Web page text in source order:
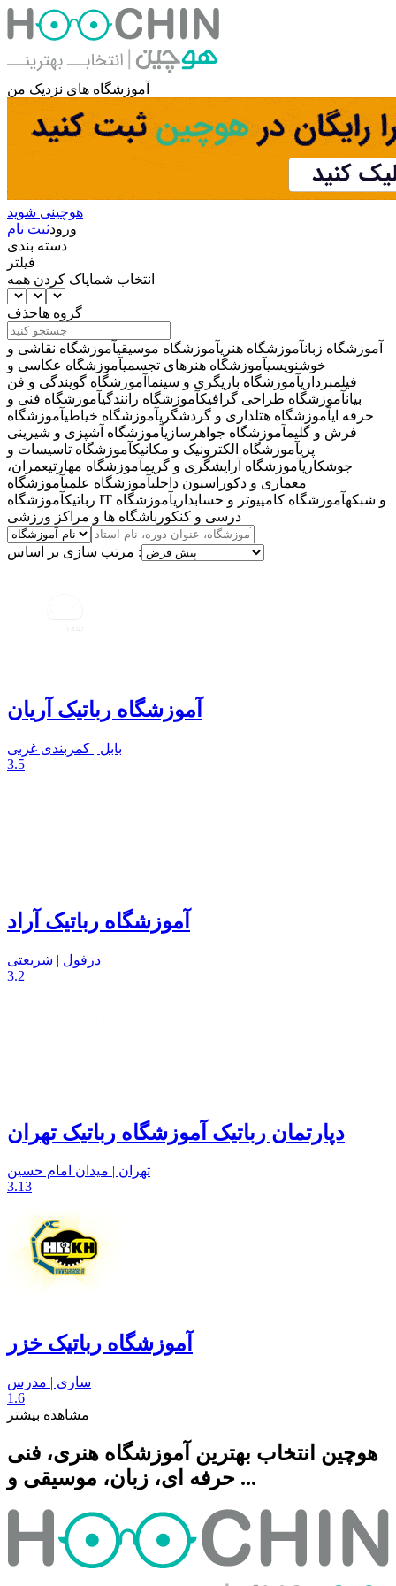
آموزشگاه های نزدیک من
هوچینی شوید
ورودثبت نام
دسته بندی
فیلتر
انتخاب شماپاک کردن همه
گروه هاحذف
آموزشگاه زبانآموزشگاه هنریآموزشگاه موسیقیآموزشگاه نقاشی و
خوشنویسیآموزشگاه هنرهای تجسمیآموزشگاه عکاسی و
فیلمبرداریآموزشگاه بازیگری و سینما آموزشگاه گویندگی و فن
بیانآموزشگاه طراحی گرافیکآموزشگاه رانندگیآموزشگاه فنی و
حرفه ایآموزشگاه هتلداری و گردشگریآموزشگاه خیاطیآموزشگاه
فرش و گلیمآموزشگاه جواهرسازیآموزشگاه آشپزی و شیرینی
پزیآموزشگاه الکترونیک و مکانیکآموزشگاه تاسیسات و
جوشکاریآموزشگاه آرایشگری و گریمآموزشگاه مهارتیعمران،
معماری و دکوراسیون داخلیآموزشگاه علمیآموزشگاه
رباتیک
آموزشگاه IT و شبکهآموزشگاه کامپیوتر و حسابداریآموزشگاه
درسی و کنکور باشگاه ها و مراکز ورزشی
مرتب سازی بر اساس :
آموزشگاه رباتیک آریان
بابل | کمربندی غربی
3.5
آموزشگاه رباتیک آراد
دزفول | شریعتی
3.2
دپارتمان رباتیک آموزشگاه رباتیک تهران
تهران | میدان امام حسین
3.13
آموزشگاه رباتیک خزر
ساری | مدرس
1.6
مشاهده بیشتر
هوچین انتخاب بهترین آموزشگاه هنری، فنی
حرفه ای، زبان، موسیقی و ...